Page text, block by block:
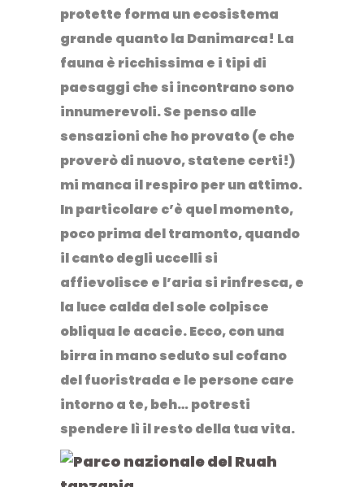
protette forma un ecosistema
grande quanto la Danimarca! La
fauna è ricchissima e i tipi di
paesaggi che si incontrano sono
innumerevoli. Se penso alle
sensazioni che ho provato (e che
proverò di nuovo, statene certi!)
mi manca il respiro per un attimo.
In particolare c’è quel momento,
poco prima del tramonto, quando
il canto degli uccelli si
affievolisce e l’aria si rinfresca, e
la luce calda del sole colpisce
obliqua le acacie. Ecco, con una
birra in mano seduto sul cofano
del fuoristrada e le persone care
intorno a te, beh… potresti
spendere lì il resto della tua vita.